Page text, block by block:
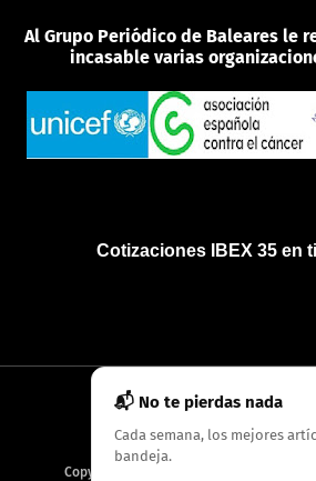
Al Grupo Periódico de Baleares le
incasable varias
Cotizaciones IBEX 35 en
INICIO QUIÉNES SOMOS
Copyright
📬 No te pierdas nada
Cada semana, los mejores
bandeja.